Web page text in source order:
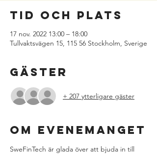
Tid och plats
17 nov. 2022 13:00 – 18:00
Tullvaktsvägen 15, 115 56 Stockholm, Sverige
Gäster
+ 207 ytterligare gäster
Om evenemanget
SweFinTech är glada över att bjuda in till